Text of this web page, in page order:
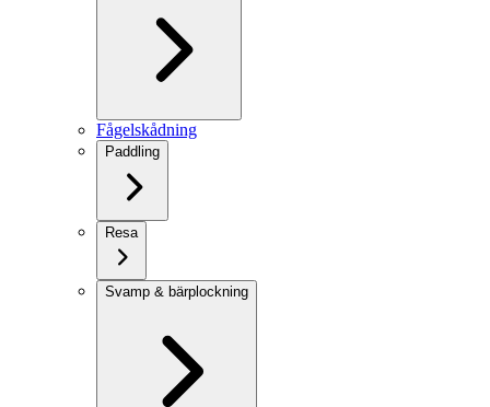
Fågelskådning
Paddling
Resa
Svamp & bärplockning